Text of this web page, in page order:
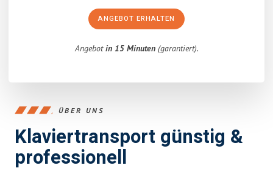
ANGEBOT ERHALTEN
Angebotin 15 Minuten(garantiert).
ÜBER UNS
Klaviertransport günstig &
professionell